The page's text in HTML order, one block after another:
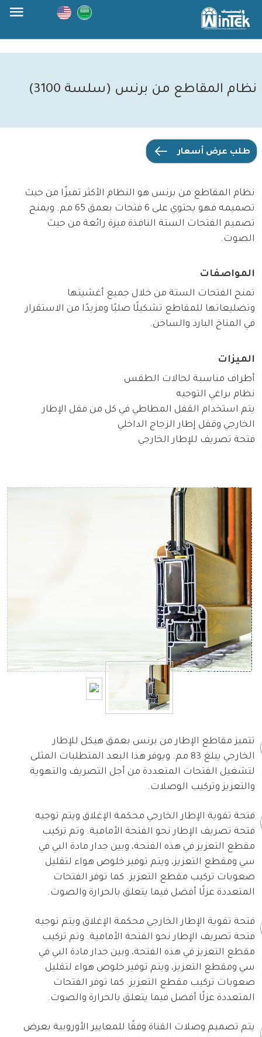
Skip
content
نظام المقاطع من برنس (سلسة 3100)
طلب عرض أسعار
نظام المقاطع من برنس هو النظام الأكثر تميزًا من حيث
تصميمه فهو يحتوي على 6 فتحات بعمق 65 مم. ويمنح
تصميم الفتحات الستة النافذة ميزة رائعة من حيث
الصوت.
المواصفات
تمنح الفتحات الستة من خلال جميع أغشيتها
وتضليعاتها للمقاطع تشكيلًا صلبًا ومزيدًا من الاستقرار
في المناخ البارد والساخن.
الميزات
أطراف مناسبة لحالات الطقس
نظام براغي التوجيه
يتم استخدام القفل المطاطي في كل من فقل الإطار
الخارجي وقفل إطار الزجاج الداخلي
فتحة تصريف للإطار الخارجي
تتميز مقاطع الإطار من برنس بعمق هيكل للإطار
الخارجي يبلغ 83 مم. ويوفر هذا البعد المتطلبات المثلى
لتشغيل الفتحات المتعددة من أجل التصريف والتهوية
والتعزيز وتركيب الوصلات.
فتحة تقوية الإطار الخارجي محكمة الإغلاق ويتم توجيه
فتحة تصريف الإطار نحو الفتحة الأمامية. وتم تركيب
مقطع التعزيز في هذه الفتحة، وبين جدار مادة البي في
سي ومقطع التعزيز، ويتم توفير خلوص هواء لتقليل
صعوبات تركيب مقطع التعزيز. كما توفر الفتحات
المتعددة عزلًا أفضل فيما يتعلق بالحرارة والصوت.
فتحة تقوية الإطار الخارجي محكمة الإغلاق ويتم توجيه
فتحة تصريف الإطار نحو الفتحة الأمامية. وتم تركيب
مقطع التعزيز في هذه الفتحة، وبين جدار مادة البي في
سي ومقطع التعزيز، ويتم توفير خلوص هواء لتقليل
صعوبات تركيب مقطع التعزيز. كما توفر الفتحات
المتعددة عزلًا أفضل فيما يتعلق بالحرارة والصوت.
يتم تصميم وصلات القناة وفقًا للمعايير الأوروبية بعرض